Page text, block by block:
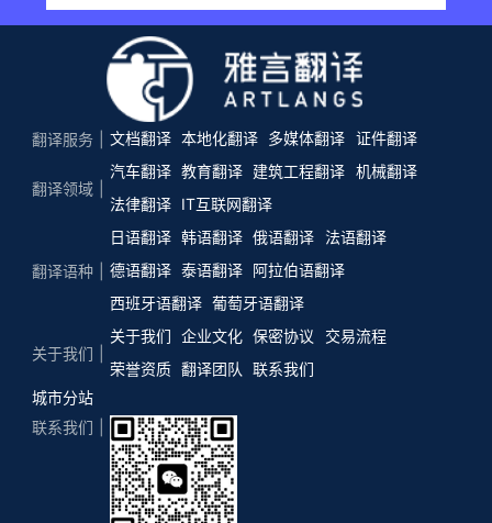
翻译服务 文档翻译 本地化翻译 多媒体翻译 证件翻译
翻译领域
汽车翻译 教育翻译 建筑工程翻译 机械翻译
法律翻译
IT互联网翻译
翻译语种
日语翻译 韩语翻译 俄语翻译
法语翻译
德语翻译 泰语翻译 阿拉伯语翻译
西班牙语翻译 葡萄牙语翻译
关于我们
关于我们 企业文化 保密协议
交易流程
荣誉资质 翻译团队
联系我们
城市分站
联系我们